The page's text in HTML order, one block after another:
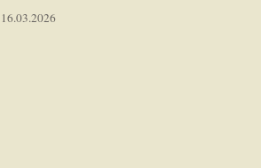
16.03.2026